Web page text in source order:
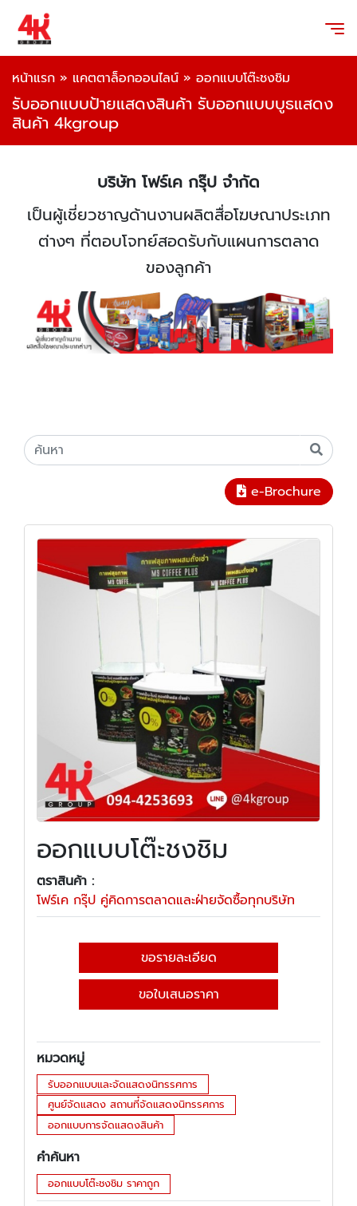
หน้าแรก » แคตตาล็อกออนไลน์ » ออกแบบโต๊ะชงชิม
รับออกแบบป้ายแสดงสินค้า รับออกแบบบูธแสดง
สินค้า 4kgroup
บริษัท โฟร์เค กรุ๊ป จำกัด
เป็นผู้เชี่ยวชาญด้านงานผลิตสื่อโฆษณาประเภท
ต่างๆ ที่ตอบโจทย์สอดรับกับแผนการตลาด
ของลูกค้า
e-Brochure
ออกแบบโต๊ะชงชิม
ตราสินค้า :
โฟร์เค กรุ๊ป คู่คิดการตลาดและฝ่ายจัดซื้อทุกบริษัท
ขอรายละเอียด
ขอใบเสนอราคา
หมวดหมู่
รับออกแบบและจัดแสดงนิทรรศการ
ศูนย์จัดแสดง สถานที๋จัดแสดงนิทรรศการ
ออกแบบการจัดแสดงสินค้า
คำค้นหา
ออกแบบโต๊ะชงชิม ราคาถูก